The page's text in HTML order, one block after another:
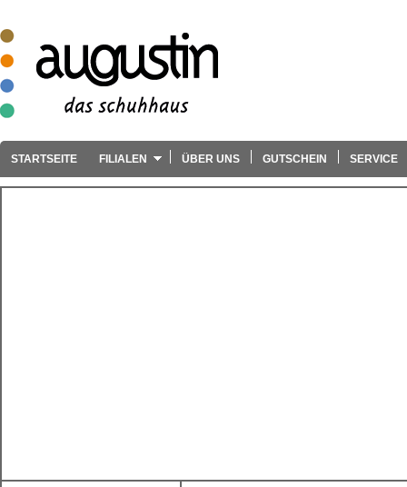
STARTSEITE FILIALEN ÜBER UNS GUTSCHEIN SERVICE